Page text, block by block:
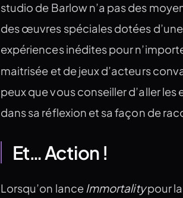
studio de Barlow n’a pas des
des œuvres spéciales dotées
expériences inédites pour
maitrisée et de jeux d’acteurs
peux que vous conseiller d’aller
dans sa réflexion et sa façon de
Et… Action !
Lorsqu’on lance Immortalitypour